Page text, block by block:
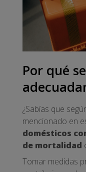
Por qué
¿Sabías que
mencionado en
domésticos
de mortalidad
Tomar medidas